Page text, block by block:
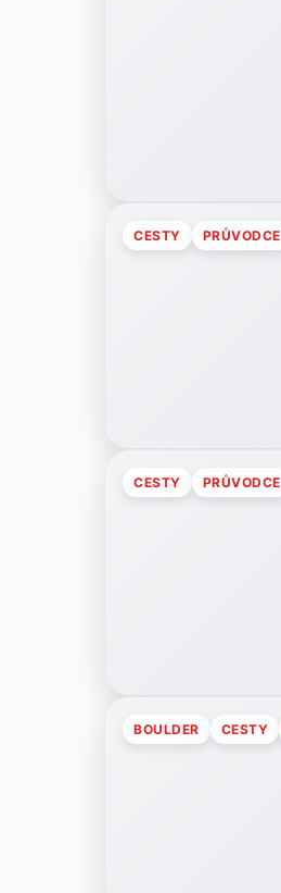
CESTY PRŮVODCE
CESTY PRŮVODCE
BOULDER CESTY